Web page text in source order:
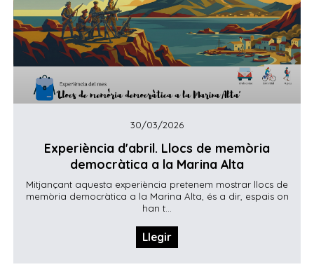
30/03/2026
Experiència d'abril. Llocs de memòria
democràtica a la Marina Alta
Mitjançant aquesta experiència pretenem mostrar llocs de
memòria democràtica a la Marina Alta, és a dir, espais on
han t...
Llegir